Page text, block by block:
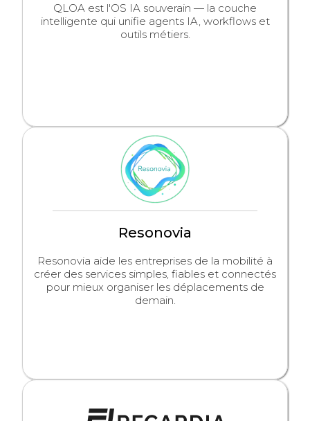
QLOA est l'OS IA souverain — la couche
intelligente qui unifie agents IA, workflows et
outils métiers.
Resonovia
Resonovia aide les entreprises de la mobilité à
créer des services simples, fiables et connectés
pour mieux organiser les déplacements de
demain.